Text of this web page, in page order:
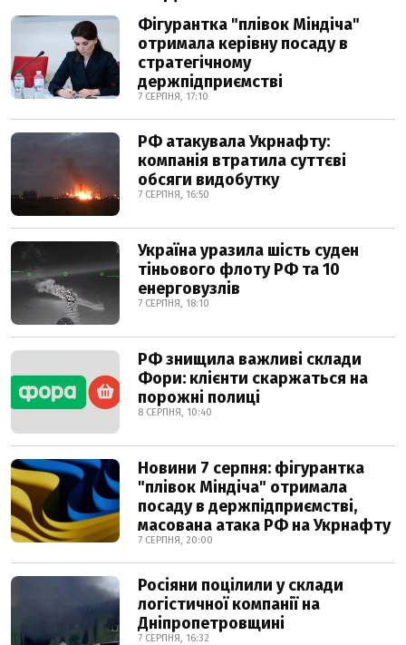
Фігурантка "плівок Міндіча"
отримала керівну посаду в
стратегічному
держпідприємстві
7 СЕРПНЯ, 17:10
РФ атакувала Укрнафту:
компанія втратила суттєві
обсяги видобутку
7 СЕРПНЯ, 16:50
Україна уразила шість суден
тіньового флоту РФ та 10
енерговузлів
7 СЕРПНЯ, 18:10
РФ знищила важливі склади
Фори: клієнти скаржаться на
порожні полиці
8 СЕРПНЯ, 10:40
Новини 7 серпня: фігурантка
"плівок Міндіча" отримала
посаду в держпідприємстві,
масована атака РФ на Укрнафту
7 СЕРПНЯ, 20:00
Росіяни поцілили у склади
логістичної компанії на
Дніпропетровщині
7 СЕРПНЯ, 16:32